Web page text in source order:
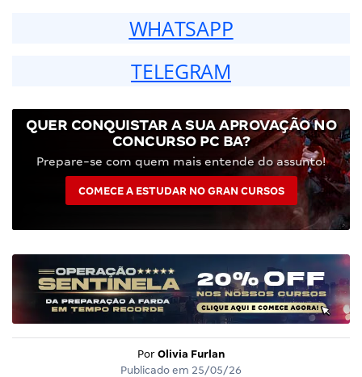
WHATSAPP
TELEGRAM
QUER CONQUISTAR A SUA APROVAÇÃO NO
CONCURSO PC BA?
Prepare-se com quem mais entende do assunto!
COMECE A ESTUDAR NO GRAN CURSOS
Por Olivia Furlan
Publicado em 25/05/26